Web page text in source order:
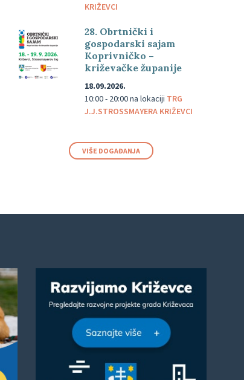
KRIŽEVCI
28. Obrtnički i
gospodarski sajam
Koprivničko –
križevačke županije
18.09.2026.
10:00 - 20:00na lokaciji TRG
J.J.STROSSMAYERA KRIŽEVCI
VIŠE DOGAĐANJA